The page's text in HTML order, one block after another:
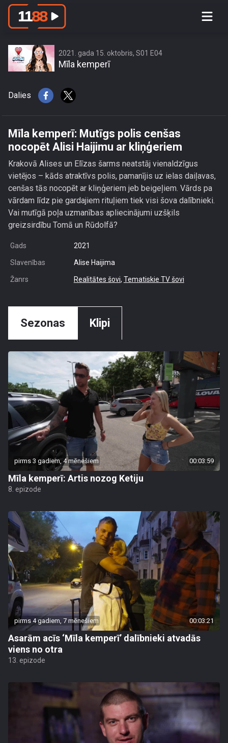
Mīla kemperī: Mutīgs polis cenšas
2021. gada 15. oktobris, S01 E04
Mīla kemperī
Dalies
Mīla kemperī: Mutīgs polis cenšas
nocopēt Alisi Haijimu ar kliņģeriem
Krakovā Alises un Elīzas šarms neatstāj vienaldzīgus
vietējos – kāds atraktīvs polis, pamanījis uz ielas daiļavas,
cenšas tās nocopēt ar kliņģeriem jeb beigeļiem. Vārds pa
vārdam līdz pie gardajiem rituļiem tiek visi šova dalībnieki.
Vai mutīgā poļa uzmanības apliecinājumi uzšķils
greizsirdību Tomā un Rūdolfā?
Gads 2021
Slavenības Alise Haijima
Žanrs Realitātes šovi, Tematiskie TV šovi
Sezonas Klipi
pirms 3 gadiem, 4 mēnešiem 00:03:59
Mīla kemperī: Artis nozog Ketiju
8. epizode
pirms 4 gadiem, 7 mēnešiem 00:03:21
Asarām acīs ‘Mīla kemperī’ dalībnieki atvadās
viens no otra
13. epizode